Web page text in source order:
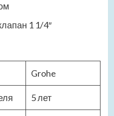
1 1/4″
Grohe
5 лет